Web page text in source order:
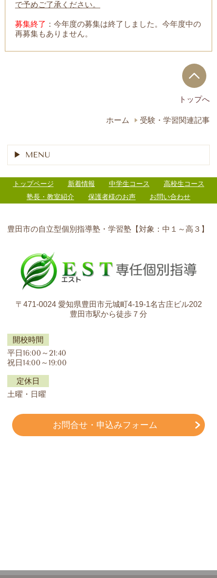
で予めご了承ください。
募集終了 ：今年度の募集は終了しました。今年度中の
再募集もありません。
トップへ
ホーム 受験・学習関連記事
MENU
トップページ 新着情報 中学生コース
高校生コース
塾長・教室紹介
保護者様のお声 お問い合わせ
豊田市の自立型個別指導塾・学習塾【対象：中１～高３】
〒471-0024 愛知県豊田市元城町4-19-1名古庄ビル202
豊田市駅から徒歩７分
開校時間
平日16:00～21:40
祝日14:00～19:00
定休日
土曜・日曜
お問合せ・申込みフォーム